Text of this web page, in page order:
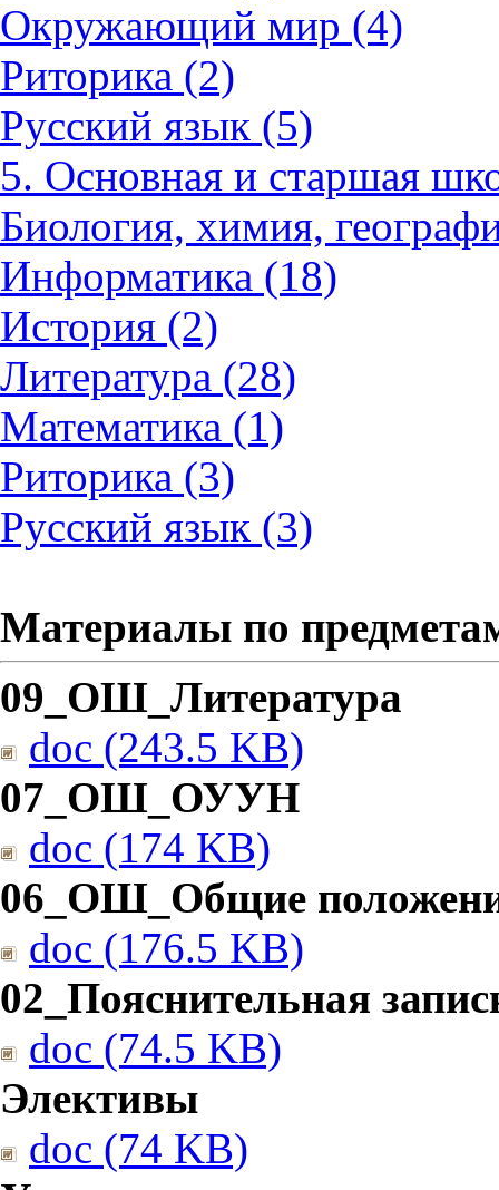
Окружающий мир (4)
Риторика (2)
Русский язык (5)
5. Основная и старшая
Биология, химия,
Информатика (18)
История (2)
Литература (28)
Математика (1)
Риторика (3)
Русский язык (3)
Материалы по
09_ОШ_Литература
doc (243.5 KB)
07_ОШ_ОУУН
doc (174 KB)
06_ОШ_Общие
doc (176.5 KB)
02_Пояснительная
doc (74.5 KB)
Элективы
doc (74 KB)